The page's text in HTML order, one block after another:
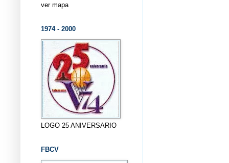
ver mapa
1974 - 2000
LOGO 25 ANIVERSARIO
FBCV